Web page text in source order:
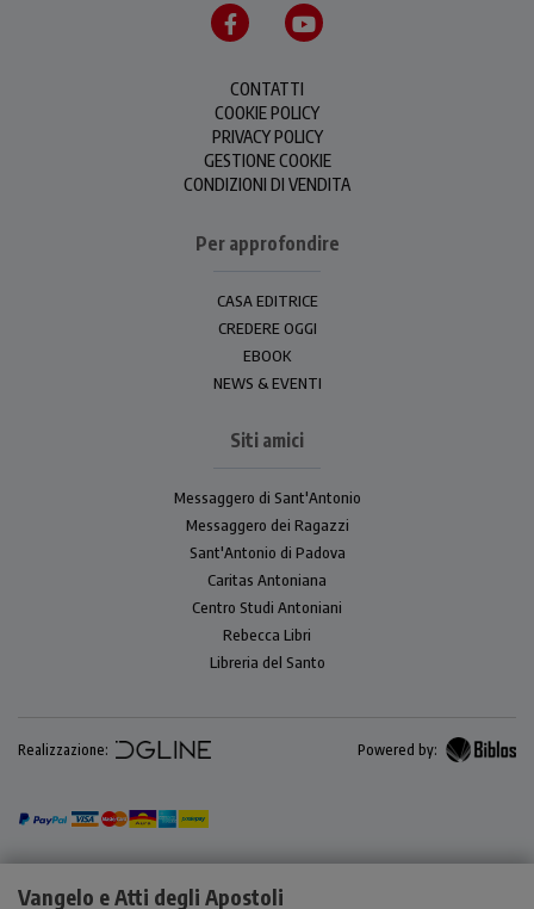
Vangelo e Atti degli Apostoli
CONTATTI
COOKIE POLICY
PRIVACY POLICY
GESTIONE COOKIE
CONDIZIONI DI VENDITA
Per approfondire
CASA EDITRICE
CREDERE OGGI
EBOOK
NEWS & EVENTI
Siti amici
Messaggero di Sant'Antonio
Messaggero dei Ragazzi
Sant'Antonio di Padova
Caritas Antoniana
Centro Studi Antoniani
Rebecca Libri
Libreria del Santo
Realizzazione: Powered by: